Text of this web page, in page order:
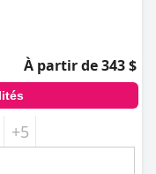
À partir de 343 $
+5